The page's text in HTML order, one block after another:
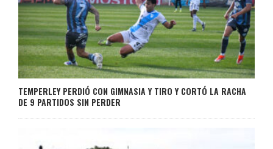
TEMPERLEY PERDIÓ CON GIMNASIA Y TIRO Y CORTÓ LA RACHA
DE 9 PARTIDOS SIN PERDER